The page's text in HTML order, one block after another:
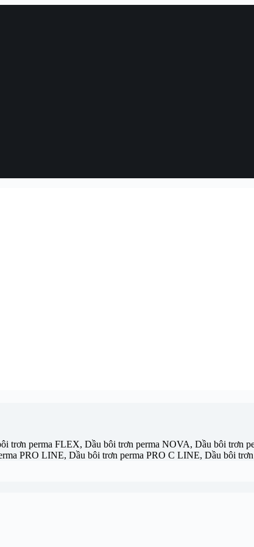
trơn perma FLEX, Dầu bôi trơn perma NOVA, Dầu bôi trơn
PRO LINE, Dầu bôi trơn perma PRO C LINE, Dầu bôi